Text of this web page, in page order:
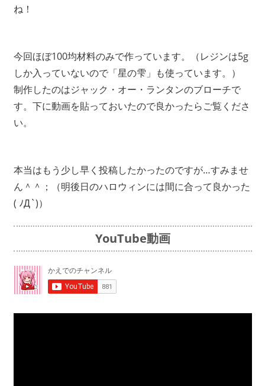
ね！
今回ほぼ100均材料のみで作っています。（レジンは5g
しか入っていないので「星の雫」も使っています。）
制作したのはジャック・オー・ランタンのブローチで
す。下に動画を貼っておいたので良かったらご覧くださ
い。
本当はもう少し早く投稿したかったのですが…すみませ
ん＾＾；（明後日のハロウィンには間に合って良かった
( ﾉД`)）
YouTube動画